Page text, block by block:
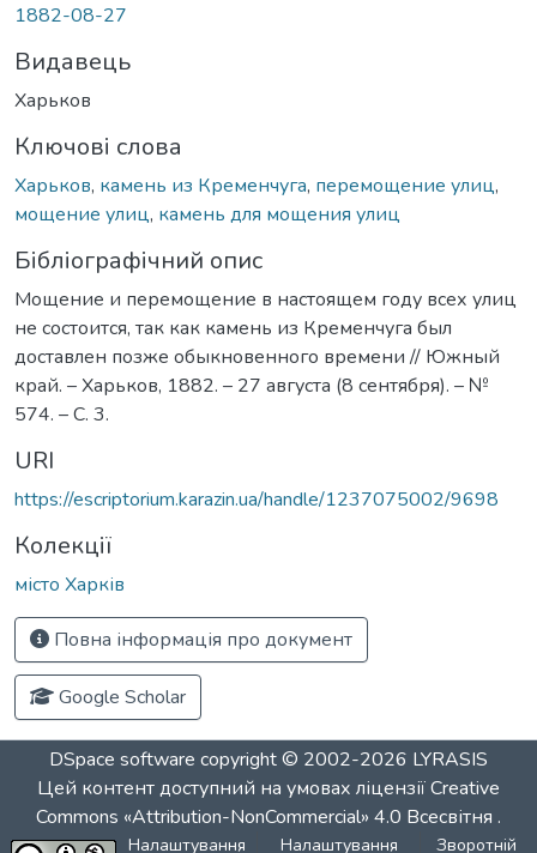
1882-08-27
Видавець
Харьков
Ключові слова
Харьков, камень из Кременчуга, перемощение улиц,
мощение улиц, камень для мощения улиц
Бібліографічний опис
Мощение и перемощение в настоящем году всех улиц
не состоится, так как камень из Кременчуга был
доставлен позже обыкновенного времени // Южный
край. – Харьков, 1882. – 27 августа (8 сентября). – №
574. – С. 3.
URI
https://escriptorium.karazin.ua/handle/1237075002/9698
Колекції
місто Харків
Повна інформація про документ
Google Scholar
DSpace software copyright © 2002-2026 LYRASIS
Цей контент доступний на умовах ліцензіїCreative
Commons «Attribution-NonCommercial» 4.0 Всесвітня .
Налаштування Налаштування Зворотній